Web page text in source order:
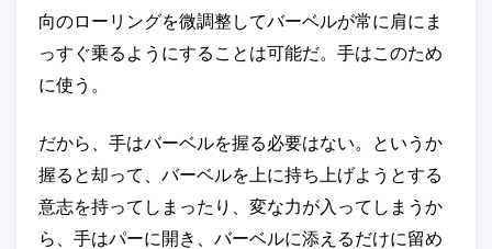
向のローリングを微調整してバーベルが常に肩にま
っすぐ乗るようにすることは可能だ。手はこのため
に使う。
だから、手はバーベルを握る必要はない。というか
握ると却って、バーベルを上に持ち上げようとする
意志を持ってしまったり、変な力が入ってしまうか
ら、手はパーに開き、バーベルに添えるだけに留め